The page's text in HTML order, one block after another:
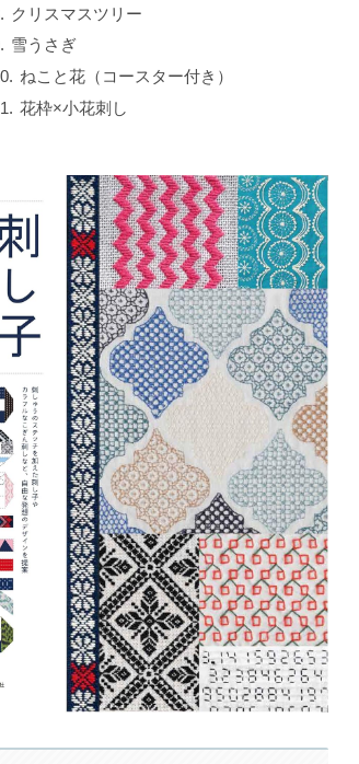
クリスマスツリー
雪うさぎ
ねこと花（コースター付き）
花枠×小花刺し
【キット】伝統柄12種類
【キット】迎春×さいころくずし
初めて出展します。